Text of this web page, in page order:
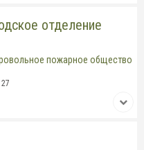
отделение
пожарное общество